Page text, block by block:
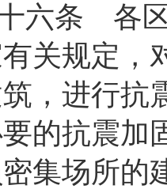
六条 各
关规定，
，进行抗
的抗震加
集场所的